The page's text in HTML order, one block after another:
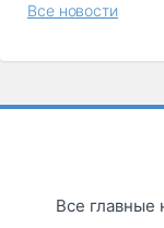
Все новости
Все главные